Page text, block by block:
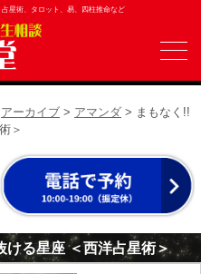
星術、タロット、易、四柱推命など
アーカイブ > アマンダ > まもなく!!
＞
ける星座 ＜西洋占星術＞